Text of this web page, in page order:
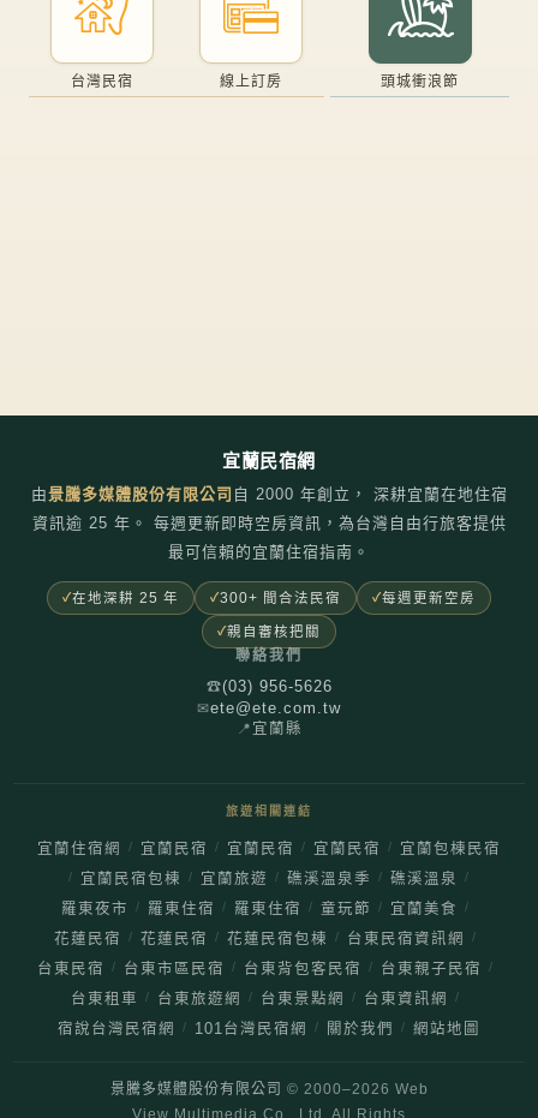
台灣民宿 線上訂房 頭城衝浪節
宜蘭民宿網
由景騰多媒體股份有限公司 自 2000 年創立， 深耕宜蘭在地住宿
資訊逾 25 年。 每週更新即時空房資訊，為台灣自由行旅客提供
最可信賴的宜蘭住宿指南。
在地深耕 25 年 300+ 間合法民宿 每週更新空房
親自審核把關
聯絡我們
☎(03) 956-5626
✉ete@ete.com.tw
📍 宜蘭縣
旅遊相關連結
宜蘭住宿網 / 宜蘭民宿 / 宜蘭民宿 / 宜蘭民宿 / 宜蘭包棟民宿
/ 宜蘭民宿包棟 / 宜蘭旅遊 / 礁溪溫泉季 / 礁溪溫泉 /
羅東夜市 / 羅東住宿 / 羅東住宿 / 童玩節 / 宜蘭美食 /
花蓮民宿 / 花蓮民宿 / 花蓮民宿包棟 / 台東民宿資訊網 /
台東民宿 / 台東市區民宿 / 台東背包客民宿 / 台東親子民宿 /
台東租車 / 台東旅遊網 / 台東景點網 / 台東資訊網 /
宿說台灣民宿網 / 101台灣民宿網 / 關於我們 / 網站地圖
景騰多媒體股份有限公司 © 2000–2026 Web